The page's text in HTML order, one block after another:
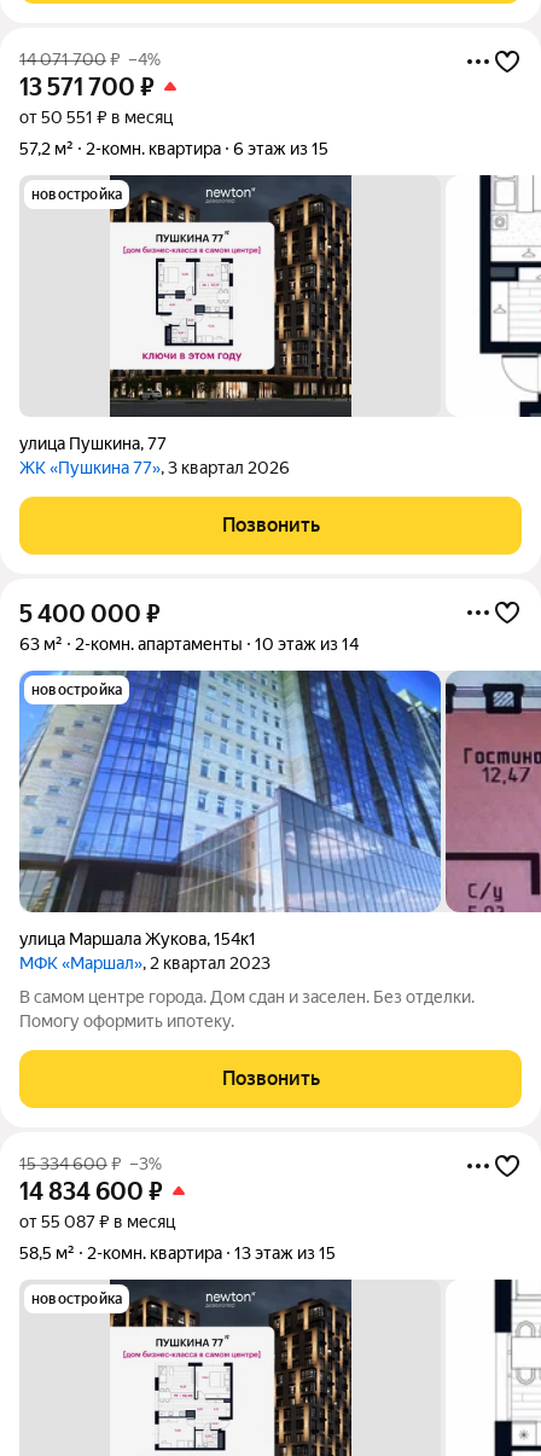
14 071 700₽ –4%
13 571 700 ₽
от 50 551 ₽ в месяц
57,2 м²
2-комн. квартира 6 этаж из 15
новостройка
улица Пушкина,77
ЖК «Пушкина 77», 3 квартал 2026
Позвонить
5 400 000 ₽
63 м² 2-комн. апартаменты 10 этаж из 14
новостройка
улица Маршала Жукова,154к1
МФК «Маршал», 2 квартал 2023
В самом центре города. Дом сдан и заселен. Без отделки.
Помогу оформить ипотеку.
Позвонить
15 334 600₽ –3%
14 834 600 ₽
от 55 087 ₽ в месяц
58,5 м²
2-комн. квартира 13 этаж из 15
новостройка